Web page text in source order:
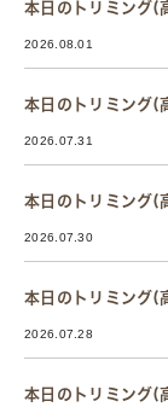
本日のトリミング(
2026.08.01
本日のトリミング(
2026.07.31
本日のトリミング(
2026.07.30
本日のトリミング(
2026.07.28
本日のトリミング(